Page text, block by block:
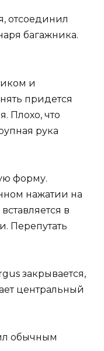
отсоединил
багажника.
и
придется
Плохо, что
рука
форму.
нажатии на
в
Перепутать
обычным